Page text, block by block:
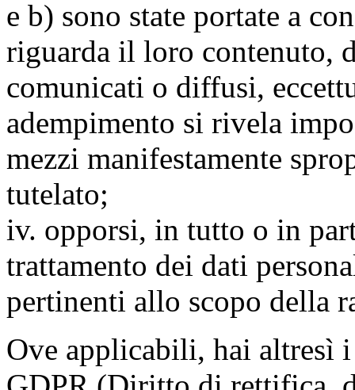
e b) sono state portate a
riguarda il loro contenuto,
comunicati o diffusi,
adempimento si rivela
mezzi manifestamente
tutelato;
iv. opporsi, in tutto o in
trattamento dei dati
pertinenti allo scopo della
Ove applicabili, hai